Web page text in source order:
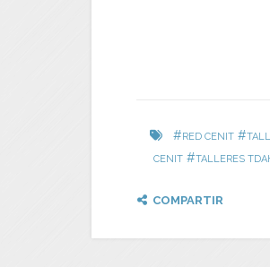
#RED CENIT#
CENIT #TALLERES
COMPARTIR